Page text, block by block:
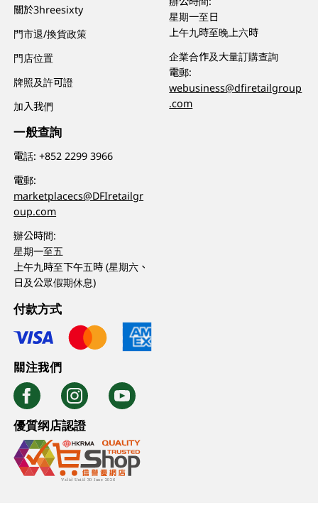
關於3hreesixty
門市退/換貨政策
門店位置
牌照及許可證
加入我們
一般查詢
電話:+852 2299 3966
電郵:
marketplacecs@DFIretailgr
oup.com
辦公時間:
星期一至五
上午九時至下午五時 (星期六、
日及公眾假期休息)
星期一至日
上午九時至晚上六時
企業合作及大量訂購查詢
電郵:
webusiness@dfiretailgroup
.com
付款方式
關注我們
優質纲店認證